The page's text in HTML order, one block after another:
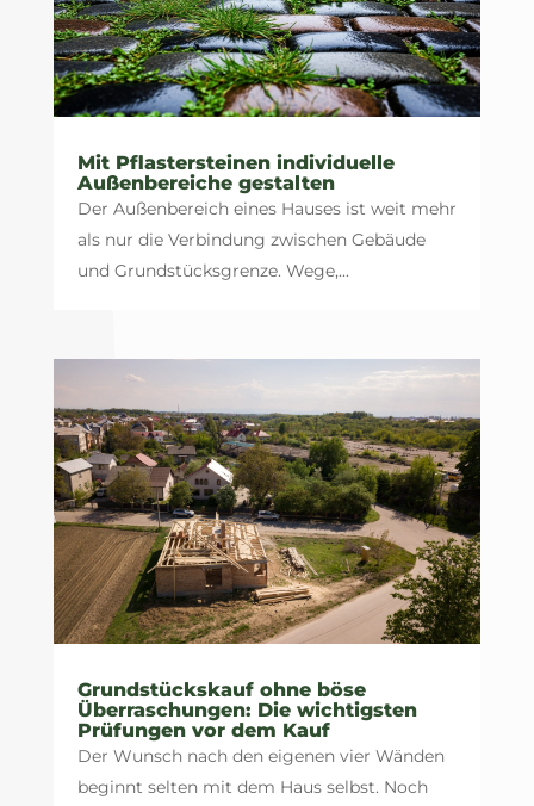
Mit Pflastersteinen individuelle
Außenbereiche gestalten
Der Außenbereich eines Hauses ist weit mehr
als nur die Verbindung zwischen Gebäude
und Grundstücksgrenze. Wege,...
Grundstückskauf ohne böse
Überraschungen: Die wichtigsten
Prüfungen vor dem Kauf
Der Wunsch nach den eigenen vier Wänden
beginnt selten mit dem Haus selbst. Noch